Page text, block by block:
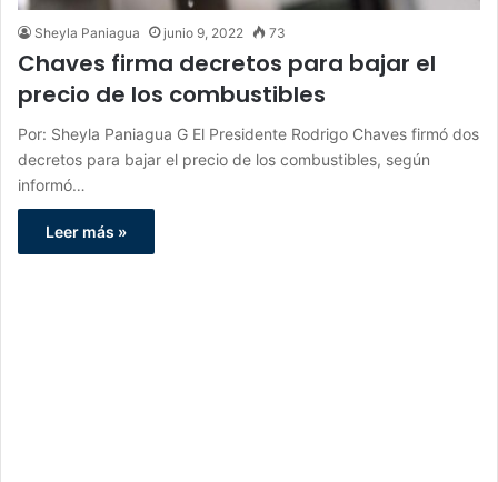
Sheyla Paniagua junio 9, 2022 73
Chaves firma decretos para bajar el
precio de los combustibles
Por: Sheyla Paniagua G El Presidente Rodrigo Chaves firmó dos
decretos para bajar el precio de los combustibles, según
informó…
Leer más »